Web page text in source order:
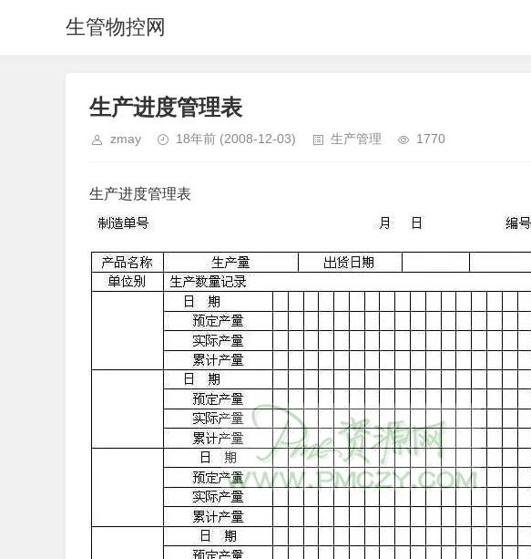
生管物控网
生产进度管理表
zmay 18年前 (2008-12-03) 生产管理 1770
生产进度管理表